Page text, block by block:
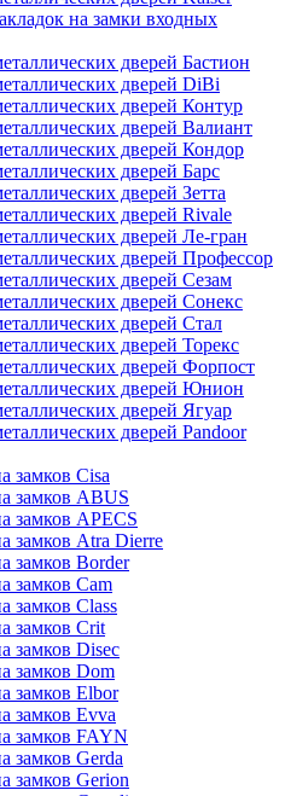
на замки входных
дверей Бастион
дверей DiBi
дверей Контур
дверей Валиант
дверей Кондор
дверей Барс
дверей Зетта
дверей Rivale
дверей Ле-гран
дверей Профессор
дверей Сезам
дверей Сонекс
дверей Стал
дверей Торекс
дверей Форпост
дверей Юнион
дверей Ягуар
дверей Pandoor
замков Cisa
замков ABUS
замков APECS
замков Atra Dierre
замков Border
замков Cam
замков Class
замков Crit
замков Disec
замков Dom
замков Elbor
замков Evva
замков FAYN
замков Gerda
замков Gerion